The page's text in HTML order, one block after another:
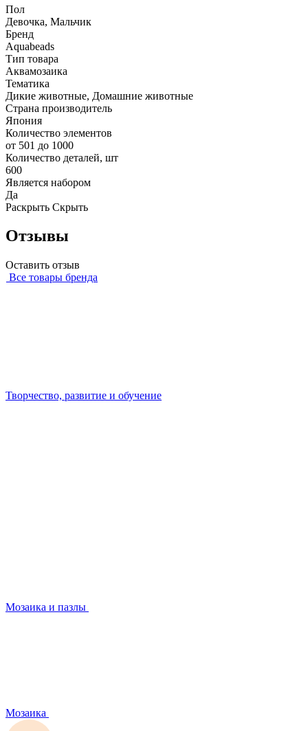
Пол
Девочка, Мальчик
Бренд
Aquabeads
Тип товара
Аквамозаика
Тематика
Дикие животные, Домашние животные
Страна производитель
Япония
Количество элементов
от 501 до 1000
Количество деталей, шт
600
Является набором
Да
Раскрыть Скрыть
Отзывы
Оставить отзыв
Все товары бренда
Творчество, развитие и обучение
Мозаика и пазлы
Мозаика